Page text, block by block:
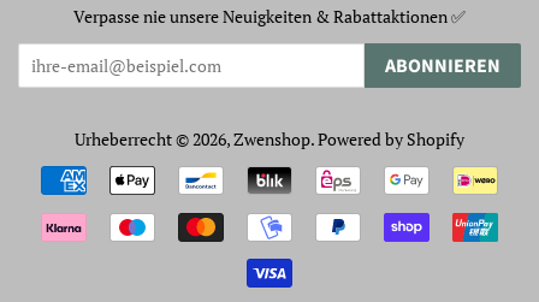
Verpasse nie unsere Neuigkeiten & Rabattaktionen ✅
ABONNIEREN
Urheberrecht © 2026,Zwenshop. Powered by Shopify
Zahlungsarten